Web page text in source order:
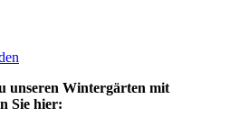
unseren Wintergärten mit
Sie hier: